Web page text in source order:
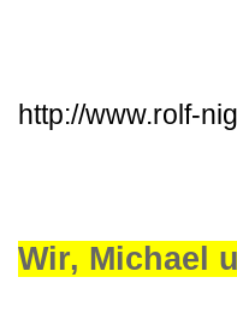
http://www.rolf-
Wir, Michael